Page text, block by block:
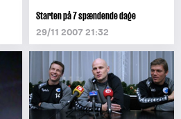
Starten på 7 spændende dage
29/11 2007 21:32